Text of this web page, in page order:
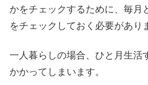
かをチェックするために、毎月
をチェックしておく必要があり
一人暮らしの場合、ひと月生活
かかってしまいます。